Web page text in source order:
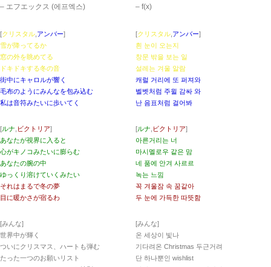
– エフエックス (에프엑스)
[クリスタル アンバー]
雪が降ってるか
窓の外を眺めてる
ドキドキする冬の音
街中にキャロルが響く
毛布のようにみんなを包み込む
私は音符みたいに歩いてく
[ルナ ビクトリア]
あなたが視界に入ると
心がキノコみたいに膨らむ
あなたの腕の中
ゆっくり溶けていくみたい
それはまるで冬の夢
目に暖かさが宿るわ
[みんな]
世界中が輝く
ついにクリスマス、ハートも弾む
たった一つのお願いリスト
– ​f(x)
[クリスタル アンバー]
흰 눈이 오는지
창문 밖을 보는 일
설레는 겨울 알람
캐럴 거리에 또 퍼져와
벨벳처럼 주윌 감싸 와
난 음표처럼 걸어봐
[ルナ ビクトリア]
아른거리는 너
마시멜로우 같은 맘
네 품에 안겨 사르르
녹는 느낌
꼭 겨울잠 속 꿈같아
두 눈에 가득한 따뜻함
[みんな]
온 세상이 빛나
기다려온 Christmas 두근거려
단 하나뿐인 wishlist